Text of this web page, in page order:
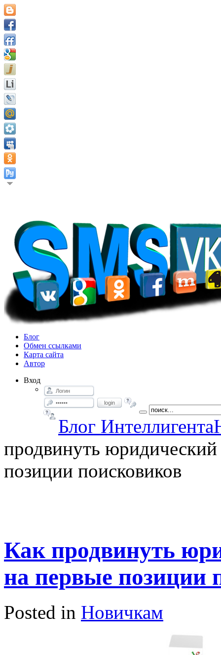
Блог
Обмен ссылками
Карта сайта
Автор
Вход
login
Блог Интеллигента
продвинуть юридический
позиции поисковиков
Как продвинуть
на первые позиции
Posted in Новичкам